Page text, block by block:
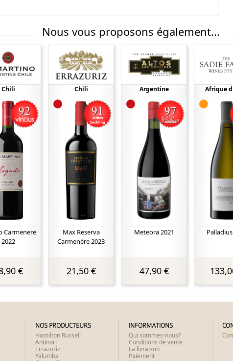
Nous vous proposons également...
Chili
Carmenere
2022
€
Chili
Max Reserva
Carmenère 2023
21,50 €
Argentine
Meteora 2021
47,90 €
Afrique
NOS PRODUCTEURS
Hamilton Russell
Antinori
Errazuriz
Yalumba
INFORMATIONS
Qui sommes-nous?
Conditions de vente
La livraison
Paiement